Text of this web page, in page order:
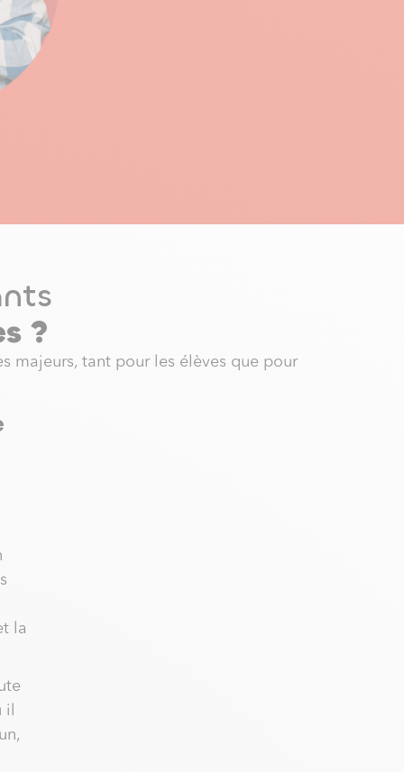
?
majeurs, tant pour les élèves que pour
la